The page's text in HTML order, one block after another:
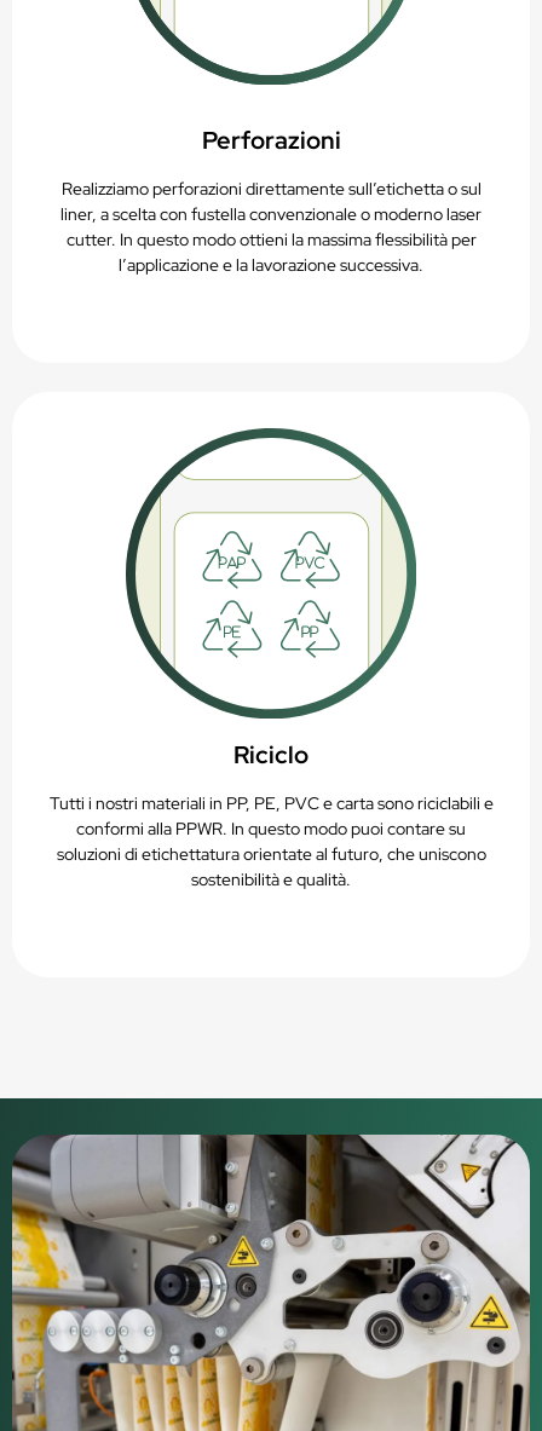
Perforazioni
Realizziamo perforazioni direttamente sull’etichetta o sul
liner, a scelta con fustella convenzionale o moderno laser
cutter. In questo modo ottieni la massima flessibilità per
l’applicazione e la lavorazione successiva.
Riciclo
Tutti i nostri materiali in PP, PE, PVC e carta sono riciclabili e
conformi alla PPWR. In questo modo puoi contare su
soluzioni di etichettatura orientate al futuro, che uniscono
sostenibilità e qualità.